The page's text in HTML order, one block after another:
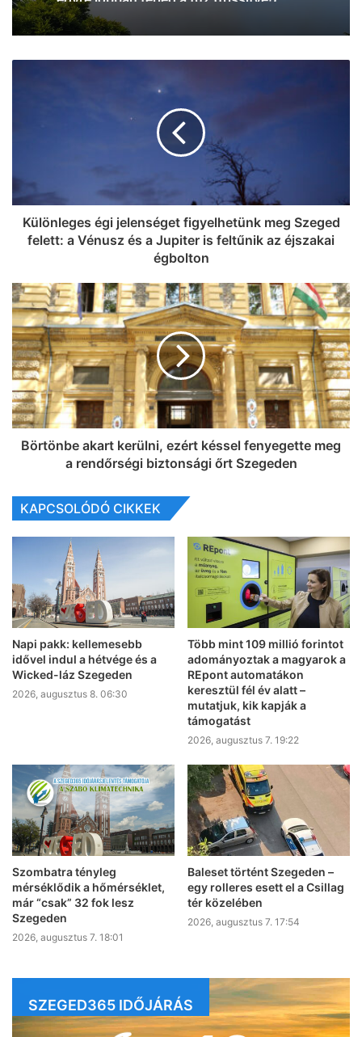
Különleges égi jelenséget figyelhetünk meg Szeged
felett: a Vénusz és a Jupiter is feltűnik az éjszakai
égbolton
Börtönbe akart kerülni, ezért késsel fenyegette meg
a rendőrségi biztonsági őrt Szegeden
KAPCSOLÓDÓ CIKKEK
Napi pakk: kellemesebb
idővel indul a hétvége és a
Wicked-láz Szegeden
2026, augusztus 8. 06:30
Több mint 109 millió forintot
adományoztak a magyarok a
REpont automatákon
keresztül fél év alatt –
mutatjuk, kik kapják a
támogatást
2026, augusztus 7. 19:22
Szombatra tényleg
mérséklődik a hőmérséklet,
már “csak” 32 fok lesz
Szegeden
2026, augusztus 7. 18:01
Baleset történt Szegeden –
egy rolleres esett el a Csillag
tér közelében
2026, augusztus 7. 17:54
SZEGED365 IDŐJÁRÁS